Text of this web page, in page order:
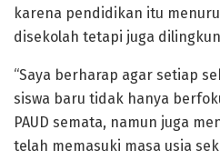
karena pendidikan itu
disekolah tetapi juga
“Saya berharap agar setiap
siswa baru tidak hanya
PAUD semata, namun juga
telah memasuki masa usia